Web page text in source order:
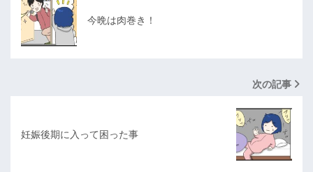
今晩は肉巻き！
次の記事
妊娠後期に入って困った事